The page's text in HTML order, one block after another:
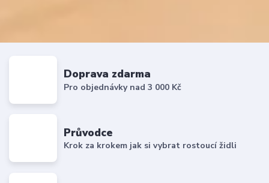
Doprava zdarma
Pro objednávky nad 3 000 Kč
Průvodce
Krok za krokem jak si vybrat rostoucí židli